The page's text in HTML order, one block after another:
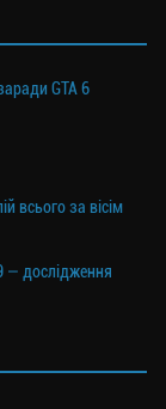
GTA 6
всього за вісім
— дослідження